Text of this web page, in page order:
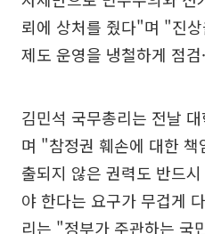
뢰에 상처를 줬다"며 "진
제도 운영을 냉철하게 점
김민석 국무총리는 전날
며 "참정권 훼손에 대한
출되지 않은 권력도 반드
야 한다는 요구가 무겁게
리는 "정부가 주관하는 국